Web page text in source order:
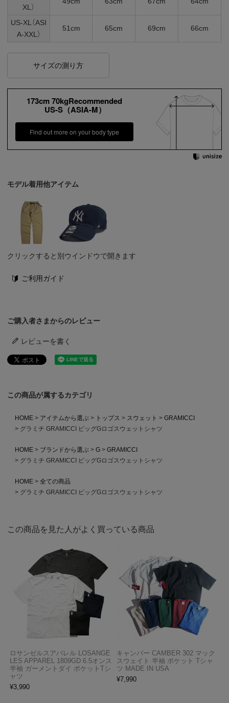
XL）
US-XL（ASI
A-XXL）
51cm 65cm 69cm 66cm
サイズの測り方
173cm 70kgRecommended
US-S（ASIA-M）
Find out more on your body type
モデル着用他アイテム
クリックすると別ウインドウで開きます
ご利用ガイド
ご購入者さまからのレビュー
レビューを書く
この商品が属するカテゴリ
HOME アイテムから選ぶ トップス スウェット
GRAMICCI
グラミチ GRAMICCI ビッグGロゴスウェットシャツ
HOME ブランドから選ぶ G
GRAMICCI
グラミチ GRAMICCI ビッグGロゴスウェットシャツ
HOME
全ての商品
グラミチ GRAMICCI ビッグGロゴスウェットシャツ
この商品を見た人がよく買っている商品
ロサンゼルスアパレル LOSANGE
LES APPAREL 1809GD 6.5オンス
半袖 ガーメントダイ ポケットTシ
ャツ
¥3,990
キャンバー CAMBER 302 マック
スウェイト 半袖 ポケット Tシャ
ツ MADE IN USA
¥7,990